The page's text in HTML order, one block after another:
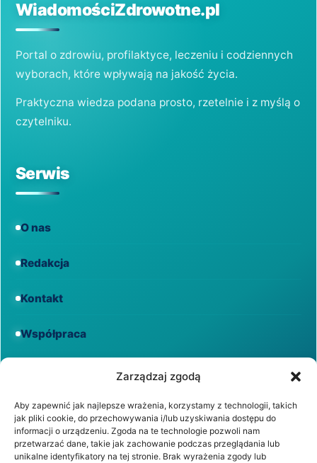
Zarządzaj zgodą
Aby zapewnić jak najlepsze wrażenia, korzystamy z technologii, takich
jak pliki cookie, do przechowywania i/lub uzyskiwania dostępu do
informacji o urządzeniu. Zgoda na te technologie pozwoli nam
przetwarzać dane, takie jak zachowanie podczas przeglądania lub
unikalne identyfikatory na tej stronie. Brak wyrażenia zgody lub
TABLETKI
NA
WiadomościZdrowotne.pl
Portal o zdrowiu, profilaktyce, leczeniu i codziennych
wyborach, które wpływają na jakość życia.
Praktyczna wiedza podana prosto, rzetelnie i z myślą o
czytelniku.
Serwis
O nas
Redakcja
Kontakt
Współpraca
Regulamin